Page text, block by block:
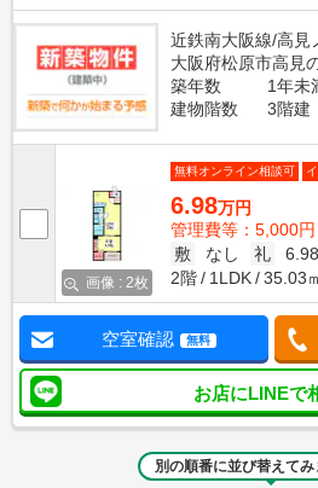
近鉄南大阪線/高見
大阪府松原市高見
築年数
1年未
建物階数
3階建
画像 : 2枚
無料オンライン相談可
6.98万円
管理費等：5,000円
敷
なし 礼
2階
1LDK 35.03
空室確認 無料
お店にLINEで
別の順番に並び替えてみ